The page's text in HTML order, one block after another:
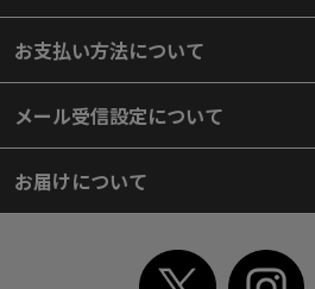
お支払い方法について
メール受信設定について
お届けについて